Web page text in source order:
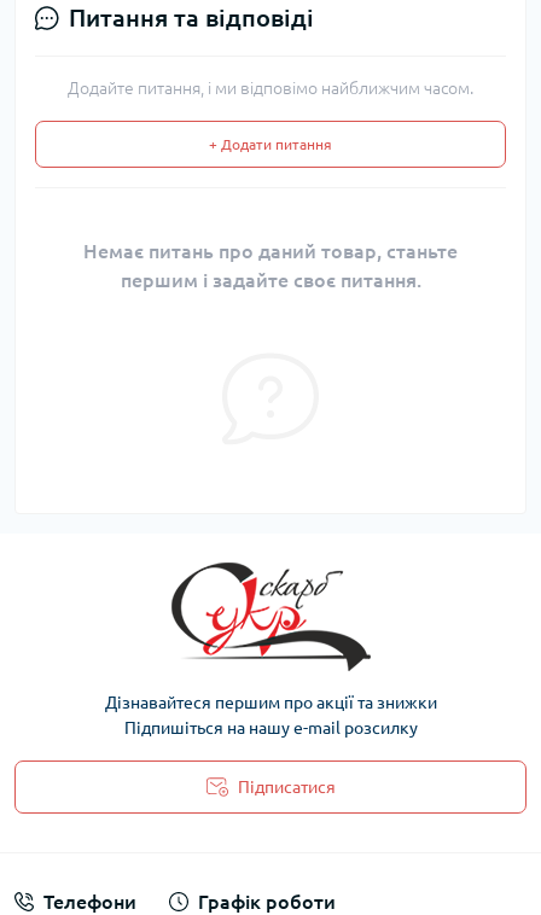
Питання та відповіді
Додайте питання, і ми відповімо найближчим часом.
+ Додати питання
Немає питань про даний товар, станьте
першим і задайте своє питання.
Дізнавайтеся першим про акції та знижки
Підпишіться на нашу e-mail розсилку
Підписатися
Телефони Графік роботи